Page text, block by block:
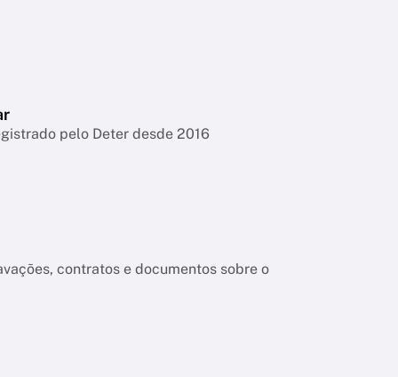
pelo Deter desde 2016
contratos e documentos sobre o